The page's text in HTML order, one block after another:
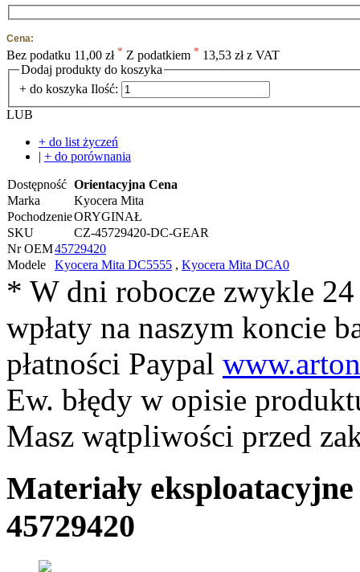
Cena:
Bez podatku 11,00 zł * Z podatkiem * 13,53 zł z VAT
Dodaj produkty do koszyka
+ do koszyka Ilość:
LUB
+ do list życzeń
| + do porównania
Dostępność Orientacyjna Cena
Marka
Kyocera Mita
PochodzenieORYGINAŁ
SKU
CZ-45729420-DC-GEAR
Nr OEM45729420
Modele
Kyocera Mita DC5555 , Kyocera Mita DCA0
* W dni robocze zwykle
wpłaty na naszym koncie
płatności Paypal
Ew. błędy w opisie
Masz wątpliwości przed
Materiały
45729420